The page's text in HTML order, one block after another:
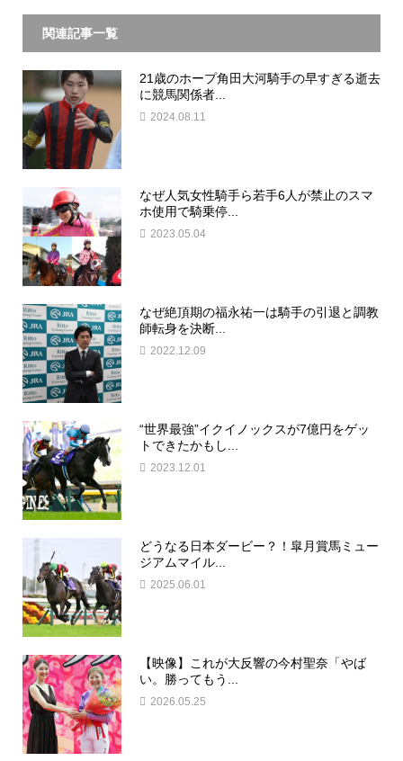
関連記事一覧
21歳のホープ角田大河騎手の早すぎる逝去
に競馬関係者...
2024.08.11
なぜ人気女性騎手ら若手6人が禁止のスマ
ホ使用で騎乗停...
2023.05.04
なぜ絶頂期の福永祐一は騎手の引退と調教
師転身を決断...
2022.12.09
“世界最強”イクイノックスが7億円をゲッ
トできたかもし...
2023.12.01
どうなる日本ダービー？！皐月賞馬ミュー
ジアムマイル...
2025.06.01
【映像】これが大反響の今村聖奈「やば
い。勝ってもう...
2026.05.25